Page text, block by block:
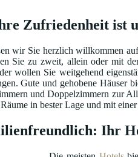
Zufriedenheit ist
wir Sie herzlich willkommen
Sie zu zweit, allein oder mit
wollen Sie weitgehend
Gute und gehobene Häuser
und Doppelzimmern zur
in bester Lage und mit
Ihr